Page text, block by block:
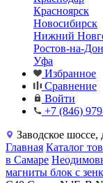
Красноярск
Новосибирск
Нижний
Ростов-на-
Уфа
Избранное
Сравнение
Войти
+7 (846)
Заводское шоссе,
Главная Каталог
в Самаре
магниты блок с